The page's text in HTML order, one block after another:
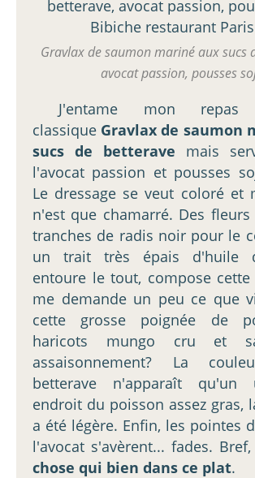
Gravlax de saumon mariné aux sucs
avocat passion, pousses
J'entame mon
classique Gravlax de saumon
sucs de betterave mais
l'avocat passion et pousses
Le dressage se veut coloré et
n'est que chamarré. Des
tranches de radis noir pour le
un trait très épais d'huile
entoure le tout, compose cette
me demande un peu ce que
cette grosse poignée de
haricots mungo cru et
assaisonnement? La
betterave n'apparaît qu'un
endroit du poisson assez gras,
a été légère. Enfin, les pointes
l'avocat s'avèrent... fades. Bref,
chose qui bien dans ce plat.